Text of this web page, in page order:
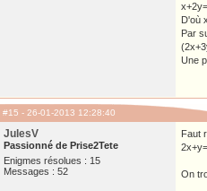
D'où
Par
Une
#15 - 26-01-2013 12:28:40
JulesV
Passionné de Prise2Tete
Enigmes résolues : 15
Messages : 52
Faut
On